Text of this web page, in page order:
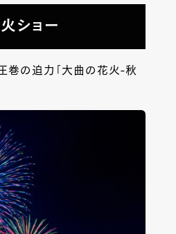
ショー
圧巻の迫力「大曲の花火-秋